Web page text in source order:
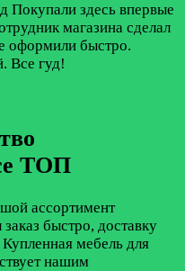
Покупали здесь впервые
магазина сделал
оформили быстро.
Все гуд!
ТОП
ассортимент
быстро, доставку
мебель для
нашим